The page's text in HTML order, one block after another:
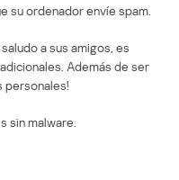
su ordenador envíe spam.
a sus amigos, es
Además de ser
personales!
sin malware.